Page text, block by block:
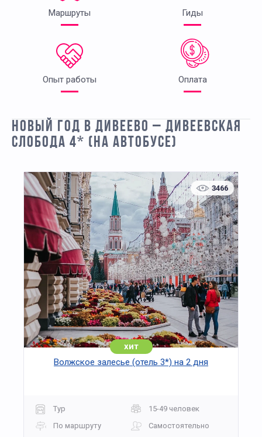
Маршруты Гиды
Опыт работы Оплата
НОВЫЙ ГОД В ДИВЕЕВО – ДИВЕЕВСКАЯ
СЛОБОДА 4* (НА АВТОБУСЕ)
3466
хит
Волжское залесье (отель 3*) на 2 дня
Тур
15-49 человек
По маршруту
Самостоятельно